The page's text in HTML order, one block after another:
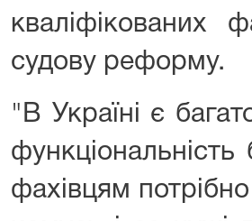
кваліфікованих
судову реформу.
"В Україні є
фахівцям